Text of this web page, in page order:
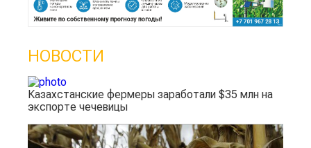
НОВОСТИ
Казахстанские фермеры заработали $35 млн на
экспорте чечевицы